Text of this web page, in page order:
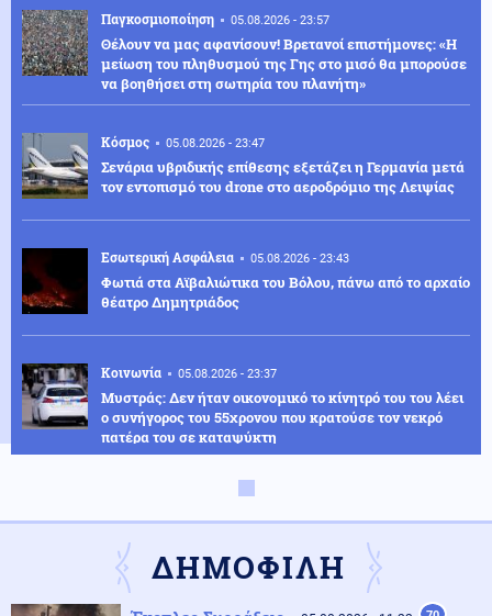
Παγκοσμιοποίηση 05.08.2026 - 23:57
Θέλουν να μας αφανίσουν! Βρετανοί επιστήμονες: «Η
μείωση του πληθυσμού της Γης στο μισό θα μπορούσε
να βοηθήσει στη σωτηρία του πλανήτη»
Κόσμος 05.08.2026 - 23:47
Σενάρια υβριδικής επίθεσης εξετάζει η Γερμανία μετά
τον εντοπισμό του drone στο αεροδρόμιο της Λειψίας
Εσωτερική Ασφάλεια 05.08.2026 - 23:43
Φωτιά στα Αϊβαλιώτικα του Βόλου, πάνω από το αρχαίο
θέατρο Δημητριάδος
Κοινωνία 05.08.2026 - 23:37
Μυστράς: Δεν ήταν οικονομικό το κίνητρό του του λέει
ο συνήγορος του 55χρονου που κρατούσε τον νεκρό
πατέρα του σε καταψύκτη
05.08.2026 - 23:35
Wall Street: Νέο ρεκόρ για τον Dow Jones που
κατέγραψε άνοδο 0,49%, υπό πίεση ο τεχνολογικός
κλάδος
ΔΗΜΟΦΙΛΗ